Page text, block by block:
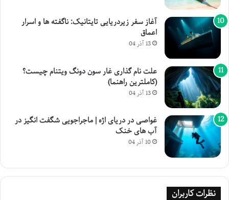
آغاز سفر زیردریایی تایتانیک: ناگفته ها و اسرار
اعماق
13 آذر 04
علت نام گذاری غار سون دونگ ویتنام چیست؟
(کاملترین راهنما)
13 آذر 04
غواصی در دریای اژه | ماجراجویی شگفت انگیز در
آب های خنک
10 آذر 04
نظرات کاربران